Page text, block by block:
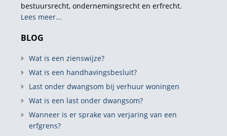
bestuursrecht, ondernemingsrecht en erfrecht.
Lees meer...
BLOG
Wat is een zienswijze?
Wat is een handhavingsbesluit?
Last onder dwangsom bij verhuur woningen
Wat is een last onder dwangsom?
Wanneer is er sprake van verjaring van een
erfgrens?